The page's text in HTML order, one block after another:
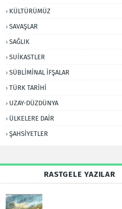
KÜLTÜRÜMÜZ
SAVAŞLAR
SAĞLIK
SUİKASTLER
SÜBLİMİNAL İFŞALAR
TÜRK TARİHİ
UZAY-DÜZDÜNYA
ÜLKELERE DAİR
ŞAHSİYETLER
RASTGELE YAZILAR